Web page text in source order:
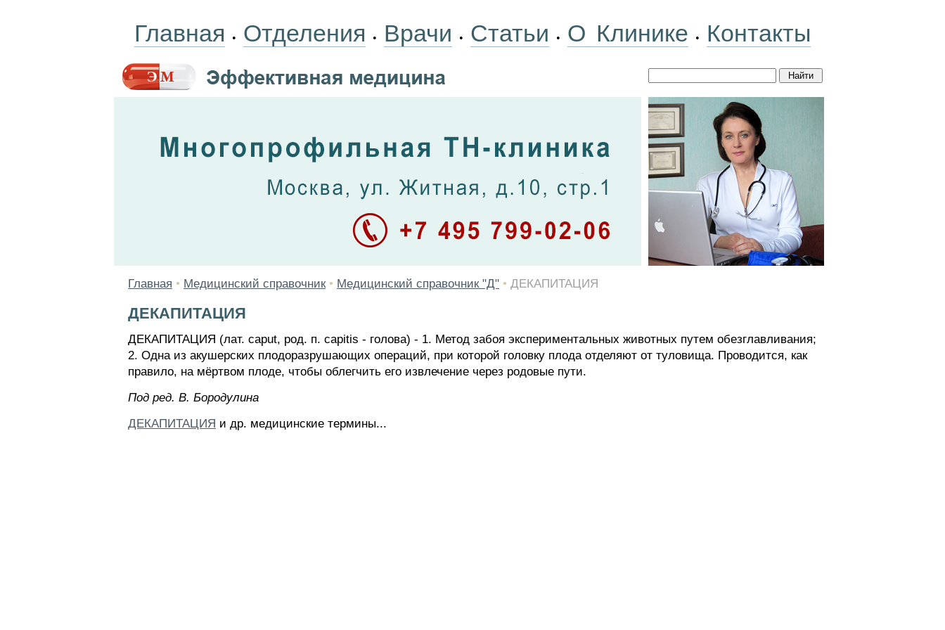
Главная • Отделения • Врачи • Статьи • О Клинике • Контакты
Главная • Медицинский справочник • Медицинский справочник "Д" • ДЕКАПИТАЦИЯ
ДЕКАПИТАЦИЯ
ДЕКАПИТАЦИЯ (лат. caput, род. п. capitis - голова) - 1. Метод забоя экспериментальных животных путем обезглавливания;
2. Одна из акушерских плодоразрушающих операций, при которой головку плода отделяют от туловища. Проводится, как
правило, на мёртвом плоде, чтобы облегчить его извлечение через родовые пути.
Пoд peд. B. Бopoдyлинa
ДЕКАПИТАЦИЯ и др. медицинские термины...